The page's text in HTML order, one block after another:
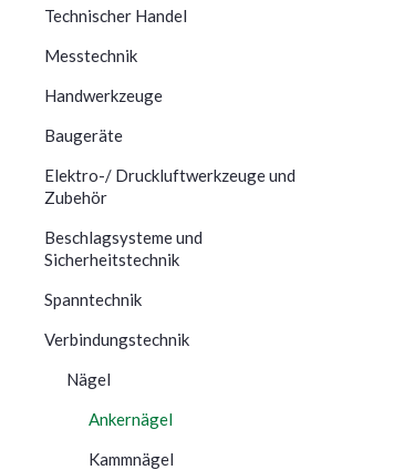
Technischer Handel
Messtechnik
Handwerkzeuge
Baugeräte
Elektro-/ Druckluftwerkzeuge und
Zubehör
Beschlagsysteme und
Sicherheitstechnik
Spanntechnik
Verbindungstechnik
Nägel
Ankernägel
Kammnägel